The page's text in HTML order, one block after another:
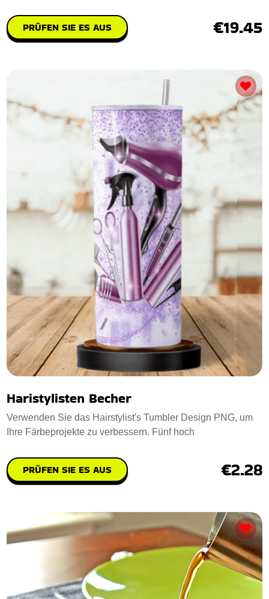
PRÜFEN SIE ES AUS €19.45
Haristylisten Becher
Verwenden Sie das Hairstylist's Tumbler Design PNG, um
Ihre Färbeprojekte zu verbessern. Fünf hoch
PRÜFEN SIE ES AUS €2.28